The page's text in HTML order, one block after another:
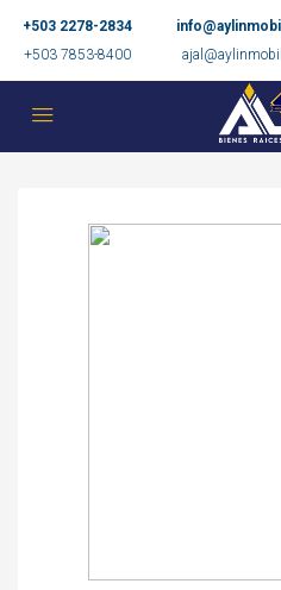
+503 2278-2834
+503 7853-8400